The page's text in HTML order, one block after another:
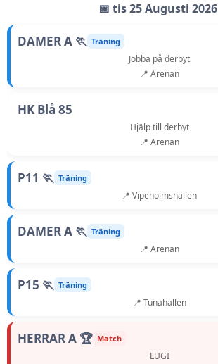
📅 tis 25 Augusti 2026
DAMER A 🏃 Träning
Jobba på derbyt
📍 Arenan
HK Blå 85
Hjälp till derbyt
📍 Arenan
P11 🏃 Träning
📍 Vipeholmshallen
DAMER A 🏃 Träning
📍 Arenan
P15 🏃 Träning
📍 Tunahallen
HERRAR A 🏆 Match
LUGI